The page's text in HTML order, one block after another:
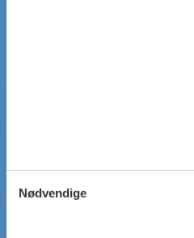
Nødvendige